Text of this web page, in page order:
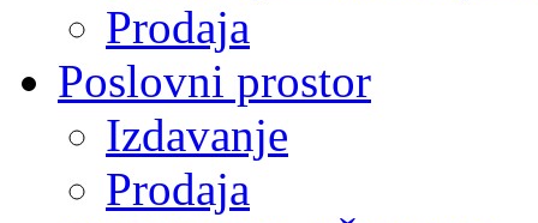
Prodaja
Poslovni prostor
Izdavanje
Prodaja